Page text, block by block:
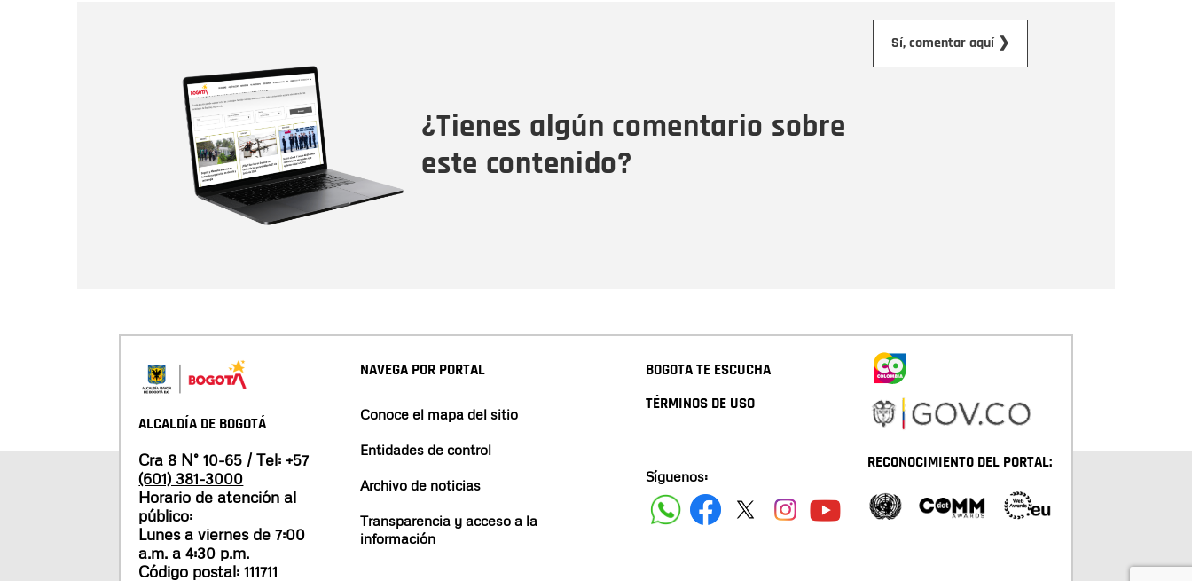
¿Tienes algún comentario sobre
este contenido?
Sí, comentar aquí ❯
ALCALDÍA DE BOGOTÁ
Cra 8 N° 10-65 / Tel: +57
(601) 381-3000
Horario de atención al
público:
Lunes a viernes de 7:00
a.m. a 4:30 p.m.
Código postal: 111711
NAVEGA POR PORTAL
Conoce el mapa del sitio
Entidades de control
Archivo de noticias
Transparencia y acceso a la
información
BOGOTA TE ESCUCHA
TÉRMINOS DE USO
Síguenos:
RECONOCIMIENTO DEL PORTAL: